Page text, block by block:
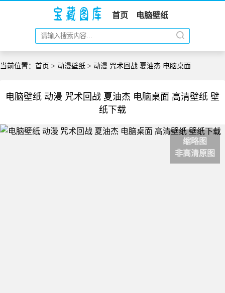
首页 电脑壁纸
当前位置： 首页 > 动漫壁纸 > 动漫 咒术回战 夏油杰 电脑桌面
电脑壁纸 动漫 咒术回战 夏油杰 电脑桌面 高清壁纸 壁
纸下载
缩略图
非高清原图